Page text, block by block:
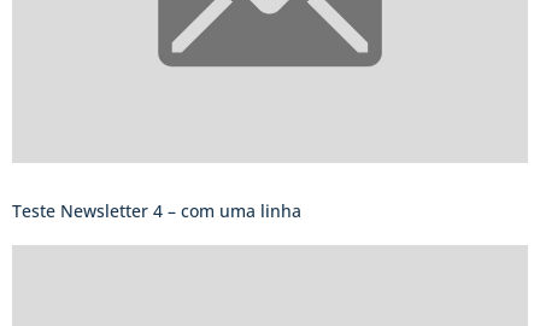
Teste Newsletter 4 – com uma linha